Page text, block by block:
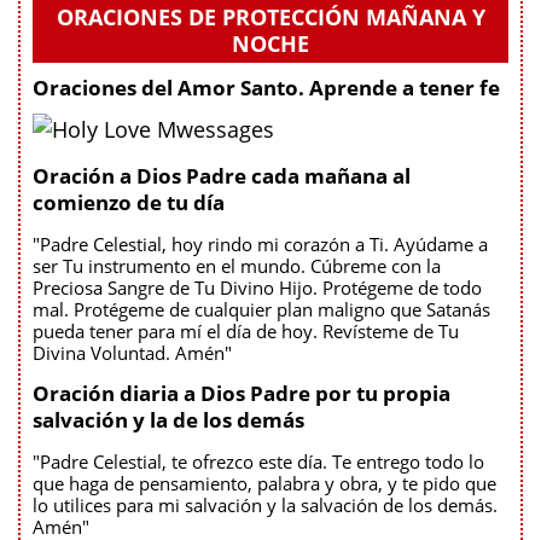
ORACIONES DE PROTECCIÓN MAÑANA Y
NOCHE
Oraciones del Amor Santo. Aprende a tener fe
Oración a Dios Padre cada mañana al
comienzo de tu día
"Padre Celestial, hoy rindo mi corazón a Ti. Ayúdame a
ser Tu instrumento en el mundo. Cúbreme con la
Preciosa Sangre de Tu Divino Hijo. Protégeme de todo
mal. Protégeme de cualquier plan maligno que Satanás
pueda tener para mí el día de hoy. Revísteme de Tu
Divina Voluntad. Amén"
Oración diaria a Dios Padre por tu propia
salvación y la de los demás
"Padre Celestial, te ofrezco este día. Te entrego todo lo
que haga de pensamiento, palabra y obra, y te pido que
lo utilices para mi salvación y la salvación de los demás.
Amén"